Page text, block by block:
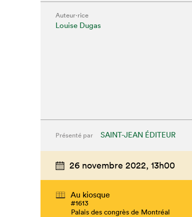
Auteur·rice
Louise Dugas
Présenté par SAINT-JEAN ÉDITEUR
26 novembre 2022, 13h00
Au kiosque
#1613
Palais des congrès de Montréal